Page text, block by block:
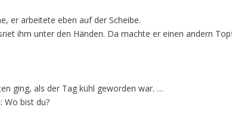
er arbeitete eben auf der Scheibe.
ihm unter den Händen. Da machte er einen andern
ging, als der Tag kühl geworden war. …
Wo bist du?